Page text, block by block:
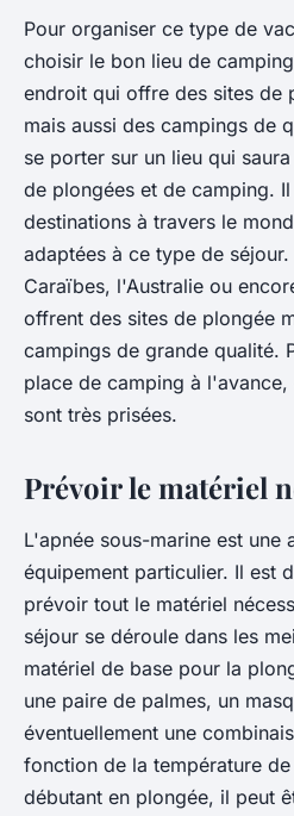
Pour organiser ce type de
choisir le bon lieu de
endroit qui offre des sites de
mais aussi des campings de
se porter sur un lieu qui
de plongées et de camping.
destinations à travers le
adaptées à ce type de
Caraïbes, l'Australie ou
offrent des sites de plongée
campings de grande qualité.
place de camping à
sont très prisées.
Prévoir le matériel
L'apnée sous-marine est une
équipement particulier. Il est
prévoir tout le matériel
séjour se déroule dans les
matériel de base pour la
une paire de palmes, un
éventuellement une
fonction de la température
débutant en plongée, il peut